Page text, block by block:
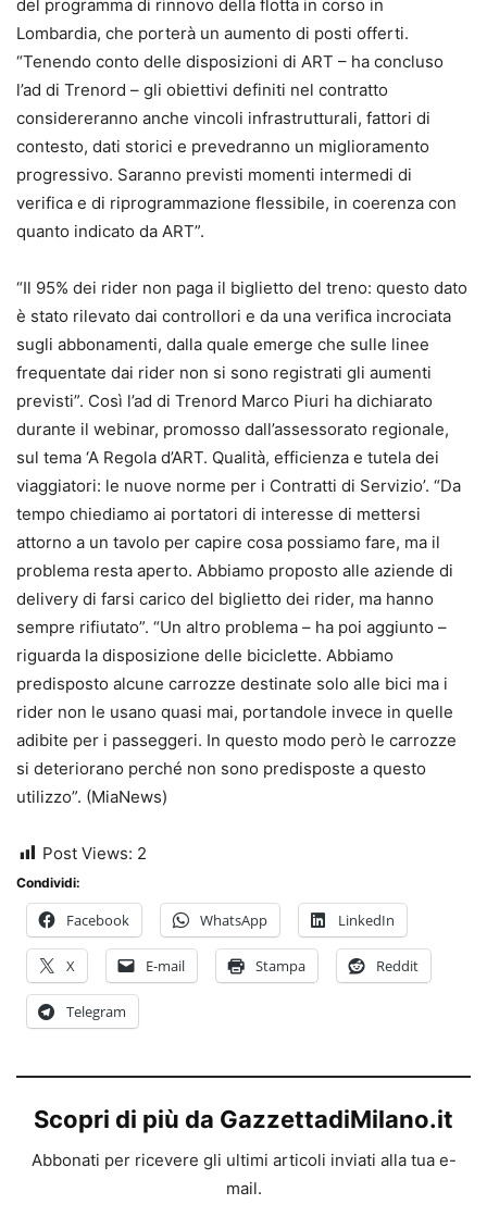
del programma di rinnovo della flotta in corso in
Lombardia, che porterà un aumento di posti offerti.
“Tenendo conto delle disposizioni di ART – ha concluso
l’ad di Trenord – gli obiettivi definiti nel contratto
considereranno anche vincoli infrastrutturali, fattori di
contesto, dati storici e prevedranno un miglioramento
progressivo. Saranno previsti momenti intermedi di
verifica e di riprogrammazione flessibile, in coerenza con
quanto indicato da ART”.
“Il 95% dei rider non paga il biglietto del treno: questo dato
è stato rilevato dai controllori e da una verifica incrociata
sugli abbonamenti, dalla quale emerge che sulle linee
frequentate dai rider non si sono registrati gli aumenti
previsti”. Così l’ad di Trenord Marco Piuri ha dichiarato
durante il webinar, promosso dall’assessorato regionale,
sul tema ‘A Regola d’ART. Qualità, efficienza e tutela dei
viaggiatori: le nuove norme per i Contratti di Servizio’. “Da
tempo chiediamo ai portatori di interesse di mettersi
attorno a un tavolo per capire cosa possiamo fare, ma il
problema resta aperto. Abbiamo proposto alle aziende di
delivery di farsi carico del biglietto dei rider, ma hanno
sempre rifiutato”. “Un altro problema – ha poi aggiunto –
riguarda la disposizione delle biciclette. Abbiamo
predisposto alcune carrozze destinate solo alle bici ma i
rider non le usano quasi mai, portandole invece in quelle
adibite per i passeggeri. In questo modo però le carrozze
si deteriorano perché non sono predisposte a questo
utilizzo”. (MiaNews)
Post Views: 2
Condividi:
Facebook WhatsApp LinkedIn
X E-mail Stampa Reddit
Telegram
Scopri di più da GazzettadiMilano.it
Abbonati per ricevere gli ultimi articoli inviati alla tua e-
mail.